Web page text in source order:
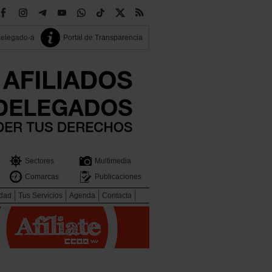
a Portal de Transparencia
Sectores
Multimedia
Comarcas Publicaciones
Tus Servicios Agenda Contacta